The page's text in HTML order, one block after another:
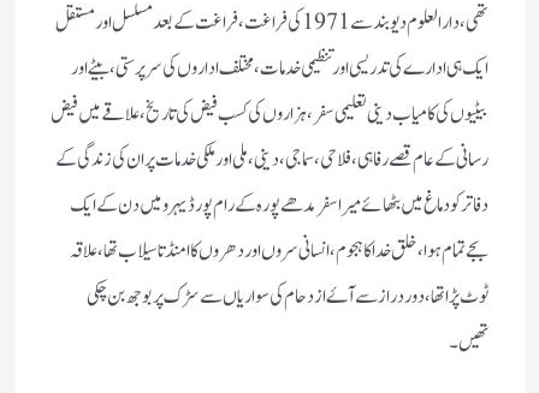
تھی،دارالعلوم دیوبند سے 1971کی فراغت،فراغت کے بعد مسلسل اور مستقل
ایک ہی ادارے کی تدریسی اور تنظیمی خدمات،مختلف اداروں کی سرپرستی،بیٹے اور
بیٹیوں کی کامیاب دینی تعلیمی سفر،ہزاروں کی کسب فیض کی تاریخ،علاقے میں فیض
رسانی کے عام قصے رفاہی، فلاحی، سماجی،دینی ،ملی اور ملکی خدمات پر ان کی زندگی کے
دفاتر کو دماغ میں بٹھائے میرا سفر مدھے پورہ کے رام پور ڈیہرو میں دن کے ایک
بجے تمام ہوا، خلق خدا کاہجوم،انسانی سروں اور دھروں کا امنڈتا سیلاب تھا،علاقہ
ٹوٹ پڑا تھا،دوردراز سے آۓ ازدحام کی سواریاں سے سڑک پر بوجھ بن چکی
تھیں۔